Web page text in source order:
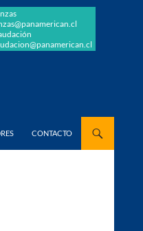
CONTACTO